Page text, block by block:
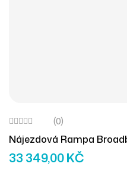
(0)
Nájezdová Rampa
Délku A Šířku, Dvoudílná
33 349,00KČ